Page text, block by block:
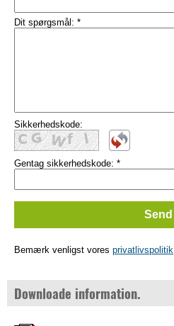
Dit spørgsmål: *
Sikkerhedskode:
Gentag sikkerhedskode: *
Bemærk venligst vores privatlivspolitik
Downloade information.